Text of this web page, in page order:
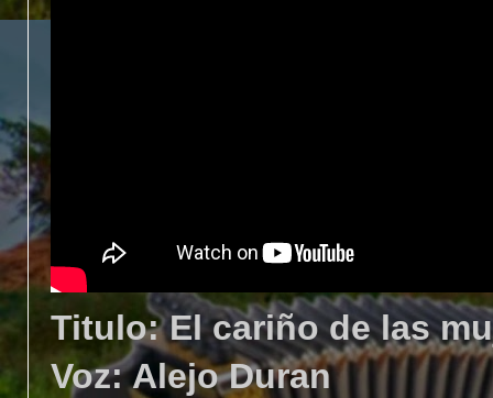
Titulo: El cariño de las
Voz: Alejo Duran